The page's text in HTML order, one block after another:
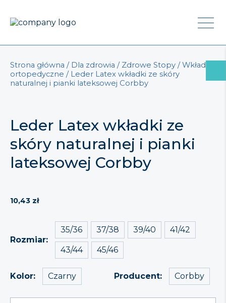
Strona główna / Dla zdrowia / Zdrowe Stopy /Wkładki
ortopedyczne / Leder Latex wkładki ze skóry
naturalnej i pianki lateksowej Corbby
Leder Latex wkładki ze
skóry naturalnej i pianki
lateksowej Corbby
10,43 zł
Rozmiar
35/36 37/38 39/40 41/42
43/44 45/46
Kolor Czarny Producent Corbby